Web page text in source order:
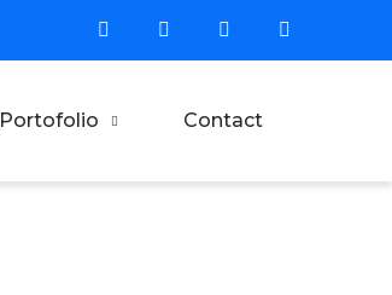
Portofolio Contact